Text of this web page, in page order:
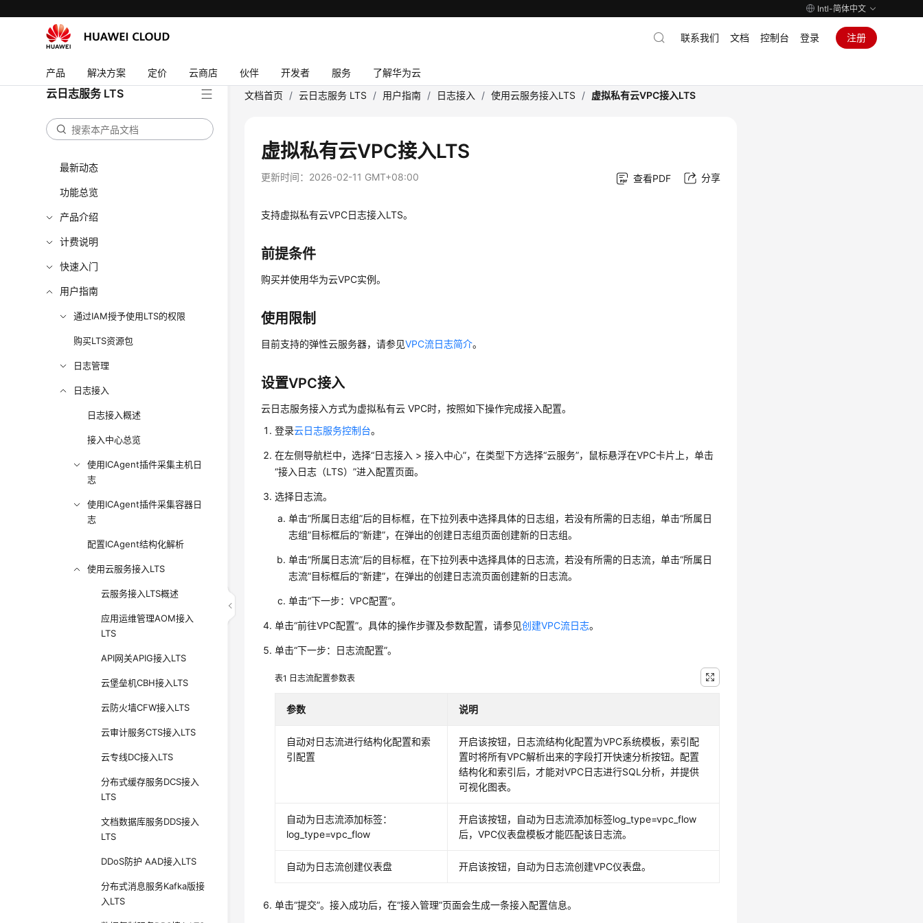
Intl-简体中文
产品 解决方案 定价 云商店 伙伴 开发者 服务 了解华为云
联系我们 文档 控制台 登录 注册
云日志服务 LTS
最新动态
功能总览
产品介绍
计费说明
快速入门
用户指南
通过IAM授予使用LTS的权限
购买LTS资源包
日志管理
日志接入
日志接入概述
接入中心总览
使用ICAgent插件采集主机日
志
使用ICAgent插件采集容器日
志
配置ICAgent结构化解析
使用云服务接入LTS
云服务接入LTS概述
应用运维管理AOM接入
LTS
API网关APIG接入LTS
云堡垒机CBH接入LTS
云防火墙CFW接入LTS
云审计服务CTS接入LTS
云专线DC接入LTS
分布式缓存服务DCS接入
LTS
文档数据库服务DDS接入
LTS
DDoS防护 AAD接入LTS
分布式消息服务Kafka版接
入LTS
文档首页 / 云日志服务 LTS / 用户指南 / 日志接入 / 使用云服务接入LTS / 虚拟私有云VPC接入LTS
虚拟私有云VPC接入LTS
更新时间： 2026-02-11 GMT+08:00 查看PDF 分享
支持虚拟私有云VPC日志接入LTS。
前提条件
购买并使用华为云VPC实例。
使用限制
目前支持的弹性云服务器，请参见VPC流日志简介。
设置VPC接入
云日志服务接入方式为虚拟私有云 VPC时，按照如下操作完成接入配置。
登录云日志服务控制台。
在左侧导航栏中，选择“日志接入 > 接入中心”，在类型下方选择“云服务”，鼠标悬浮在VPC卡片上，单击
“接入日志（LTS）”进入配置页面。
选择日志流。
单击“所属日志组”后的目标框，在下拉列表中选择具体的日志组，若没有所需的日志组，单击“所属日
志组”目标框后的“新建”，在弹出的创建日志组页面创建新的日志组。
单击“所属日志流”后的目标框，在下拉列表中选择具体的日志流，若没有所需的日志流，单击“所属日
志流”目标框后的“新建”，在弹出的创建日志流页面创建新的日志流。
单击“下一步：VPC配置”。
单击“前往VPC配置”。具体的操作步骤及参数配置，请参见创建VPC流日志。
单击“下一步：日志流配置”。
表1 日志流配置参数表
参数 说明
自动对日志流进行结构化配置和索
引配置
开启该按钮，日志流结构化配置为VPC系统模板，索引配
置时将所有VPC解析出来的字段打开快速分析按钮。配置
结构化和索引后，才能对VPC日志进行SQL分析，并提供
可视化图表。
自动为日志流添加标签：
log_type=vpc_flow
开启该按钮，自动为日志流添加标签log_type=vpc_flow
后，VPC仪表盘模板才能匹配该日志流。
自动为日志流创建仪表盘 开启该按钮，自动为日志流创建VPC仪表盘。
单击“提交”。接入成功后，在“接入管理”页面会生成一条接入配置信息。